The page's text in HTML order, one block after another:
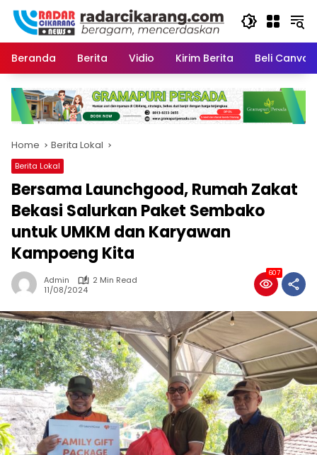
Skip
content
Beranda
Berita Vidio Kirim Berita Beli
Home Berita Lokal
Berita Lokal
Bersama Launchgood, Rumah Zakat
Bekasi Salurkan Paket Sembako
untuk UMKM dan Karyawan
Kampoeng Kita
Admin
2 Min Read
11/08/2024
607